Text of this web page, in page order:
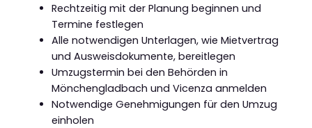
Rechtzeitig mit der Planung beginnen und
Termine festlegen
Alle notwendigen Unterlagen, wie Mietvertrag
und Ausweisdokumente, bereitlegen
Umzugstermin bei den Behörden in
Mönchengladbach und Vicenza anmelden
Notwendige Genehmigungen für den Umzug
einholen